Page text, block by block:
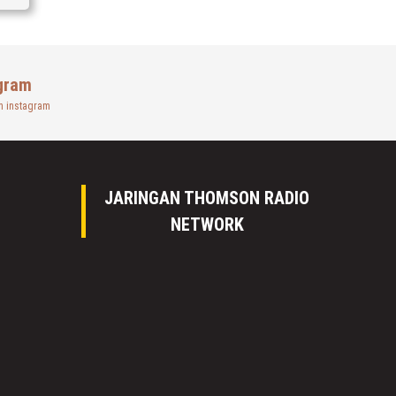
instagram
JARINGAN THOMSON RADIO
NETWORK